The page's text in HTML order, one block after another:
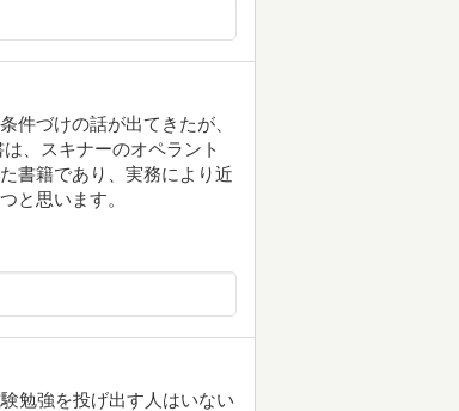
件づけの話が出てきたが、
、スキナーのオペラント
書籍であり、実務により近
と思います。
勉強を投げ出す人はいない